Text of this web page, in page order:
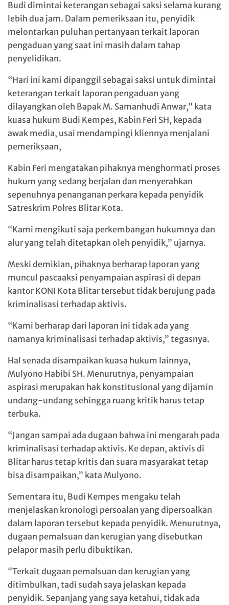
Budi dimintai keterangan sebagai saksi selama kurang
lebih dua jam. Dalam pemeriksaan itu, penyidik
melontarkan puluhan pertanyaan terkait laporan
pengaduan yang saat ini masih dalam tahap
penyelidikan.
“Hari ini kami dipanggil sebagai saksi untuk dimintai
keterangan terkait laporan pengaduan yang
dilayangkan oleh Bapak M. Samanhudi Anwar,” kata
kuasa hukum Budi Kempes, Kabin Feri SH, kepada
awak media, usai mendampingi kliennya menjalani
pemeriksaan,
Kabin Feri mengatakan pihaknya menghormati proses
hukum yang sedang berjalan dan menyerahkan
sepenuhnya penanganan perkara kepada penyidik
Satreskrim Polres Blitar Kota.
“Kami mengikuti saja perkembangan hukumnya dan
alur yang telah ditetapkan oleh penyidik,” ujarnya.
Meski demikian, pihaknya berharap laporan yang
muncul pascaaksi penyampaian aspirasi di depan
kantor KONI Kota Blitar tersebut tidak berujung pada
kriminalisasi terhadap aktivis.
“Kami berharap dari laporan ini tidak ada yang
namanya kriminalisasi terhadap aktivis,” tegasnya.
Hal senada disampaikan kuasa hukum lainnya,
Mulyono Habibi SH. Menurutnya, penyampaian
aspirasi merupakan hak konstitusional yang dijamin
undang-undang sehingga ruang kritik harus tetap
terbuka.
“Jangan sampai ada dugaan bahwa ini mengarah pada
kriminalisasi terhadap aktivis. Ke depan, aktivis di
Blitar harus tetap kritis dan suara masyarakat tetap
bisa disampaikan,” kata Mulyono.
Sementara itu, Budi Kempes mengaku telah
menjelaskan kronologi persoalan yang dipersoalkan
dalam laporan tersebut kepada penyidik. Menurutnya,
dugaan pemalsuan dan kerugian yang disebutkan
pelapor masih perlu dibuktikan.
“Terkait dugaan pemalsuan dan kerugian yang
ditimbulkan, tadi sudah saya jelaskan kepada
penyidik. Sepanjang yang saya ketahui, tidak ada